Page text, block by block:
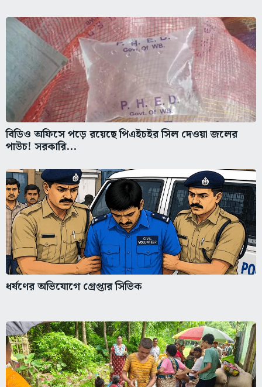
বিডিও অফিসে পড়ে রয়েছে পিএইচইর সিল দেওয়া জলের
পাউচ! সরকারি...
ধর্ষণের অভিযোগে গ্রেপ্তার সিভিক